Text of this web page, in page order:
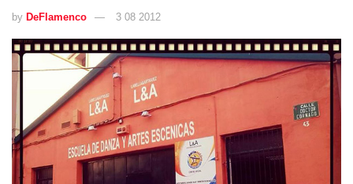
by DeFlamenco 3 08 2012